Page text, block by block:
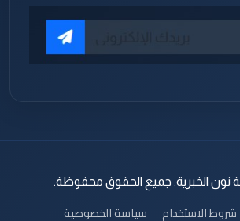
شروط الاستخدام سياسة الخصوصية